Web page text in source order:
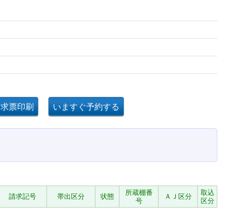
請求記号 帯出区分 状態
所蔵棚番
号
ＡＪ区分
取込
区分